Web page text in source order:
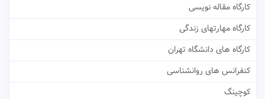
کارگاه مقاله نویسی
کارگاه مهارتهای زندگی
کارگاه های دانشگاه تهران
کنفرانس های روانشناسی
کوچینگ